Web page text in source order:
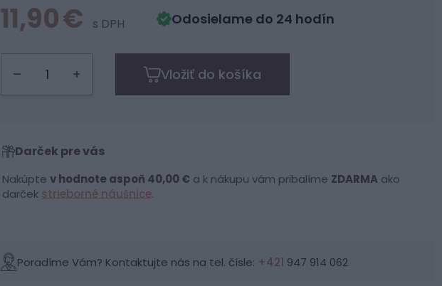
11,90 € s DPH Odosielame do 24 hodín
– + Vložiť do košíka
Darček pre vás
Nakúpte v hodnote aspoň 40,00 € a k nákupu vám pribalíme ZDARMA ako
darček strieborné náušnice.
Poradíme Vám? Kontaktujte nás na tel. čísle: +421 947 914 062